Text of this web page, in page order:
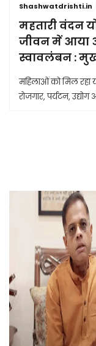
Shashwatdrishti.in
महतारी वंदन
जीवन में आया
स्वावलंबन :
महिलाओं को मिल रहा
रोजगार, पर्यटन,